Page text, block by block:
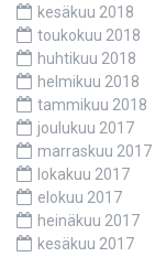
kesäkuu 2018
toukokuu 2018
huhtikuu 2018
helmikuu 2018
tammikuu 2018
joulukuu 2017
marraskuu 2017
lokakuu 2017
elokuu 2017
heinäkuu 2017
kesäkuu 2017